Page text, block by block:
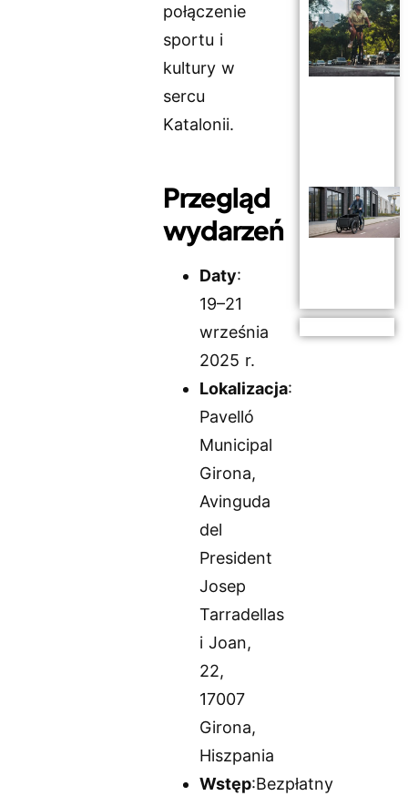
połączenie
sportu i
kultury w
sercu
Katalonii.
Przegląd
wydarzeń
Daty:
19–21
września
2025 r.
Lokalizacja:
Pavelló
Municipal
Girona,
Avinguda
del
President
Josep
Tarradellas
i Joan,
22,
17007
Girona,
Hiszpania
Wstęp:Bezpłatny